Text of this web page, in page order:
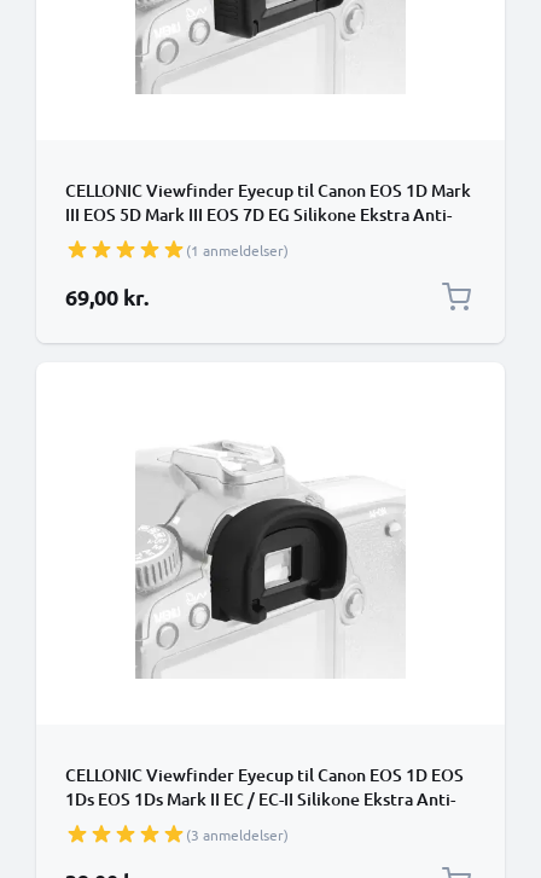
CELLONIC Viewfinder Eyecup til Canon EOS 1D Mark
III EOS 5D Mark III EOS 7D EG Silikone Ekstra Anti-
Glare EVF Eye Piece View Finder Cover Hood Cap
(1 anmeldelser)
69,00 kr.
CELLONIC Viewfinder Eyecup til Canon EOS 1D EOS
1Ds EOS 1Ds Mark II EC / EC-II Silikone Ekstra Anti-
Glare EVF Eye Piece View Finder Cover Hood Cap
(3 anmeldelser)